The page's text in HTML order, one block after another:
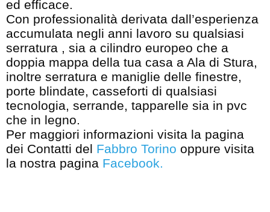
ed efficace.
Con professionalità derivata dall’esperienza
accumulata negli anni lavoro su qualsiasi
serratura , sia a cilindro europeo che a
doppia mappa della tua casa a Ala di Stura,
inoltre serratura e maniglie delle finestre,
porte blindate, casseforti di qualsiasi
tecnologia, serrande, tapparelle sia in pvc
che in legno.
Per maggiori informazioni visita la pagina
dei Contatti del Fabbro Torino oppure visita
la nostra pagina Facebook.